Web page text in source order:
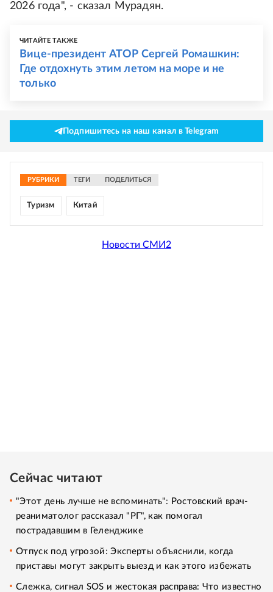
2026 года", - сказал Мурадян.
ЧИТАЙТЕ ТАКЖЕ
Вице-президент АТОР Сергей Ромашкин:
Где отдохнуть этим летом на море и не
только
Подпишитесь на наш канал в Telegram
РУБРИКИ ТЕГИ ПОДЕЛИТЬСЯ
Туризм Китай
Новости СМИ2
Сейчас читают
"Этот день лучше не вспоминать": Ростовский врач-
реаниматолог рассказал "РГ", как помогал
пострадавшим в Геленджике
Отпуск под угрозой: Эксперты объяснили, когда
приставы могут закрыть выезд и как этого избежать
Слежка, сигнал SOS и жестокая расправа: Что известно